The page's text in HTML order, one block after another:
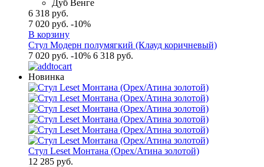
Дуб Венге
6 318 руб.
7 020 руб. -10%
В корзину
Стул Модерн полумягкий (Клауд коричневый)
7 020 руб. -10% 6 318 руб.
Новинка
Стул Leset Монтана (Орех/Атина золотой)
12 285 руб.